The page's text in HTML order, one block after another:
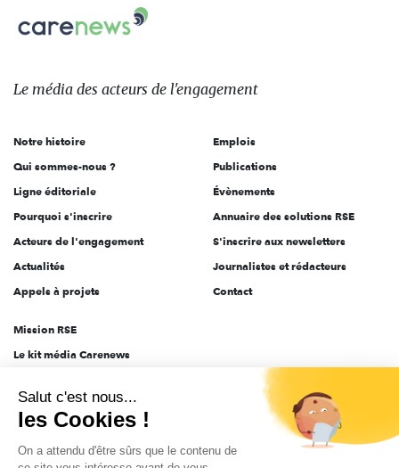
sur:
Carenews,
Le
des
l'engagement
Le média des acteurs de l'engagement
Notre histoire
Qui sommes-nous ?
Ligne éditoriale
Pourquoi s'inscrire
Acteurs de l'engagement
Actualités
Appels à projets
Emplois
Publications
Évènements
Annuaire des solutions RSE
S'inscrire aux newsletters
Journalistes et rédacteurs
Contact
Mission RSE
Le kit média Carenews
AEF info
Novethic
PRODURABLE
Salut c'est nous...
les Cookies !
On a attendu d'être sûrs que le contenu de